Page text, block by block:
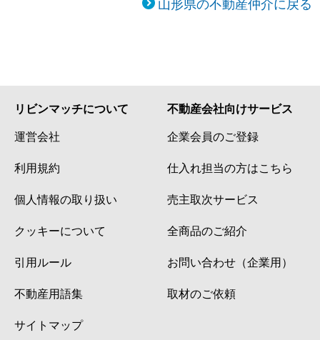
リビンマッチについて
運営会社
利用規約
個人情報の取り扱い
クッキーについて
引用ルール
不動産用語集
サイトマップ
不動産会社向けサービス
企業会員のご登録
仕入れ担当の方はこちら
売主取次サービス
全商品のご紹介
お問い合わせ（企業用）
取材のご依頼